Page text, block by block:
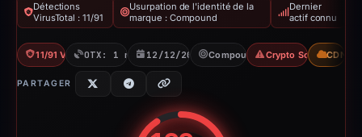
Détections
VirusTotal : 11/91
Usurpation de l'identité de la
marque : Compound
Dernier
actif connu
11/91 VT OTX: 1 ref 12/12/2025 Compound Crypto Scam CDN
PARTAGER